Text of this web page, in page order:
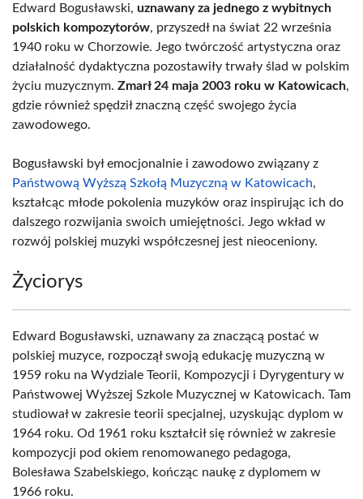
Edward Bogusławski, uznawany za jednego z wybitnych
polskich kompozytorów, przyszedł na świat 22 września
1940 roku w Chorzowie. Jego twórczość artystyczna oraz
działalność dydaktyczna pozostawiły trwały ślad w polskim
życiu muzycznym. Zmarł 24 maja 2003 roku w Katowicach,
gdzie również spędził znaczną część swojego życia
zawodowego.
Bogusławski był emocjonalnie i zawodowo związany z
Państwową Wyższą Szkołą Muzyczną w Katowicach,
kształcąc młode pokolenia muzyków oraz inspirując ich do
dalszego rozwijania swoich umiejętności. Jego wkład w
rozwój polskiej muzyki współczesnej jest nieoceniony.
Życiorys
Edward Bogusławski, uznawany za znaczącą postać w
polskiej muzyce, rozpoczął swoją edukację muzyczną w
1959 roku na Wydziale Teorii, Kompozycji i Dyrygentury w
Państwowej Wyższej Szkole Muzycznej w Katowicach. Tam
studiował w zakresie teorii specjalnej, uzyskując dyplom w
1964 roku. Od 1961 roku kształcił się również w zakresie
kompozycji pod okiem renomowanego pedagoga,
Bolesława Szabelskiego, kończąc naukę z dyplomem w
1966 roku.